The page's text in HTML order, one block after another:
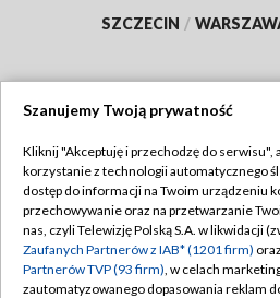
SZCZECIN /
TVP
Abonament TVP
Emisja w TVP
Centrum informacji TVP
Regulamin
Polityka
Moje
Szanujemy Twoją prywatność
Kliknij "Akceptuję i przechodzę do serwisu",
korzystanie z technologii automatycznego
dostęp do informacji na Twoim urządzeniu
przechowywanie oraz na przetwarzanie
nas, czyli Telewizję Polską S.A. w likwidacji
Zaufanych Partnerów z IAB* (1201 firm)
Partnerów TVP (93 firm), w celach
zautomatyzowanego dopasowania reklam